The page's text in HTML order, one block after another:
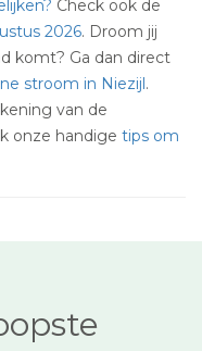
Check ook de
2026. Droom jij
komt? Ga dan direct
stroom in Niezijl.
van de
onze handige tips om